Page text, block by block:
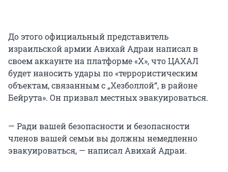
До этого официальный представитель
израильской армии Авихай Адраи написал в
своем аккаунте на платформе «X», что ЦАХАЛ
будет наносить удары по «террористическим
объектам, связанным с „Хезболлой“, в районе
Бейрута». Он призвал местных эвакуироваться.
— Ради вашей безопасности и безопасности
членов вашей семьи вы должны немедленно
эвакуироваться, — написал Авихай Адраи.